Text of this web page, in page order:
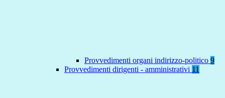
Provvedimenti organi indirizzo-politico 9
Provvedimenti dirigenti - amministrativi 11